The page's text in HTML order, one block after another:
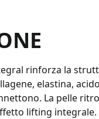
rinforza la
elastina,
La pelle
lifting integrale.